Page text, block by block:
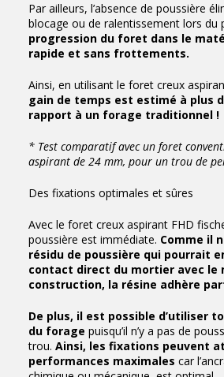
Par ailleurs, l’absence de poussière
blocage ou de ralentissement lors du
progression du foret dans le
rapide et sans frottements.
Ainsi, en utilisant le foret creux
gain de temps est estimé à plus
rapport à un forage traditionnel !
* Test comparatif avec un foret
aspirant de 24 mm, pour un trou de
Des fixations optimales et sûres
Avec le foret creux aspirant FHD
poussière est immédiate. Comme il
résidu de poussière qui pourrait
contact direct du mortier avec le
construction, la résine adhère
De plus, il est possible d’utiliser
du forage puisqu’il n’y a pas de
trou. Ainsi, les fixations peuvent
performances maximales car